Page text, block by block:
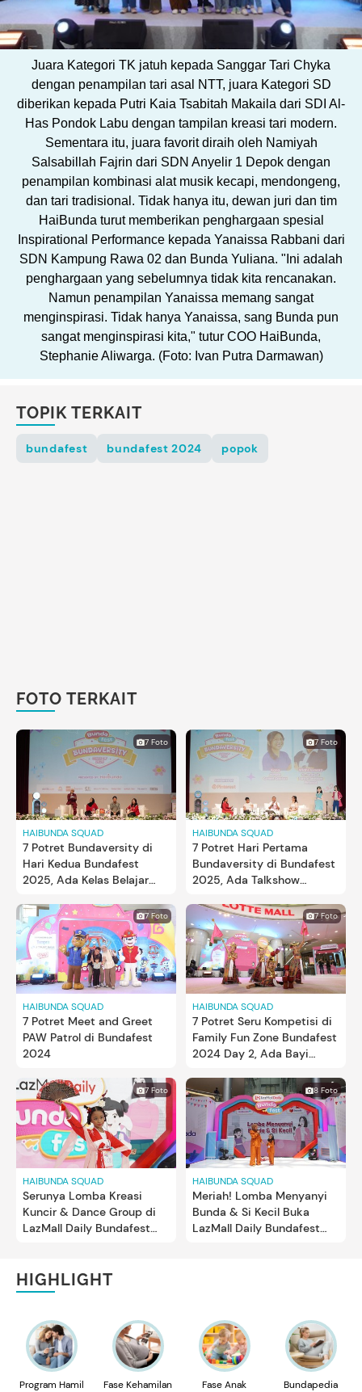
Juara Kategori TK jatuh kepada Sanggar Tari Chyka
dengan penampilan tari asal NTT, juara Kategori SD
diberikan kepada Putri Kaia Tsabitah Makaila dari SDI Al-
Has Pondok Labu dengan tampilan kreasi tari modern.
Sementara itu, juara favorit diraih oleh Namiyah
Salsabillah Fajrin dari SDN Anyelir 1 Depok dengan
penampilan kombinasi alat musik kecapi, mendongeng,
dan tari tradisional. Tidak hanya itu, dewan juri dan tim
HaiBunda turut memberikan penghargaan spesial
Inspirational Performance kepada Yanaissa Rabbani dari
SDN Kampung Rawa 02 dan Bunda Yuliana. "Ini adalah
penghargaan yang sebelumnya tidak kita rencanakan.
Namun penampilan Yanaissa memang sangat
menginspirasi. Tidak hanya Yanaissa, sang Bunda pun
sangat menginspirasi kita," tutur COO HaiBunda,
Stephanie Aliwarga. (Foto: Ivan Putra Darmawan)
TOPIK TERKAIT
bundafest bundafest 2024 popok
FOTO TERKAIT
7 Foto
HAIBUNDA SQUAD
7 Potret Bundaversity di
Hari Kedua Bundafest
2025, Ada Kelas Belajar
7 Foto
HAIBUNDA SQUAD
7 Potret Hari Pertama
Bundaversity di Bundafest
2025, Ada Talkshow
7 Foto
HAIBUNDA SQUAD
7 Potret Meet and Greet
PAW Patrol di Bundafest
2024
7 Foto
HAIBUNDA SQUAD
7 Potret Seru Kompetisi di
Family Fun Zone Bundafest
2024 Day 2, Ada Bayi
7 Foto
HAIBUNDA SQUAD
Serunya Lomba Kreasi
Kuncir & Dance Group di
LazMall Daily Bundafest
8 Foto
HAIBUNDA SQUAD
Meriah! Lomba Menyanyi
Bunda & Si Kecil Buka
LazMall Daily Bundafest
HIGHLIGHT
Program Hamil Fase Kehamilan Fase Anak Bundapedia